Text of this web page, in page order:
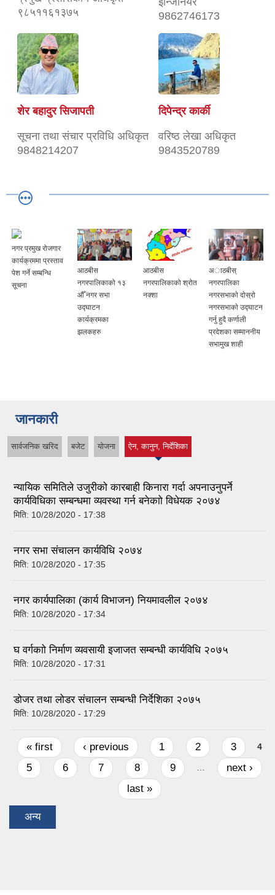
९८५११६१३७५
9862746173
शेर बहादुर सिजापती
सूचना तथा संचार प्रविधि अधिकृत
9848214207
दिपेन्द्र कार्की
वरिष्ठ लेखा अधिकृत
9843520789
नगर प्रमुख रोजगार
कार्यक्रममा प्रस्ताव
पेश गर्ने सम्बन्धि
सूचना
आठबीस
नगरपालिकाको १३
औँ नगर सभा
उद्घाटन
कार्यक्रमका
झलकहरु
आठबीस
नगरपालिकाको श्रोत
नक्शा
अाठबीस्
नगरपालिका
नगरसभाकाे दाेस्राे
नगरसभाकाे उद्घाटन
गर्नु हुदै कर्णाली
प्रदेशका सम्माननीय
सभामुख शाही
जानकारी
सार्वजनिक खरिद बजेट योजना ऐन, कानुन, निर्देशिका
(active tab)
न्यायिक समितिले उजुरीको कारबाही किनारा गर्दा अपनाउनुपर्ने
कार्यविधिका सम्बन्धमा व्यवस्था गर्न बनेकाो विधेयक २०७४
मिति: 10/28/2020 - 17:38
नगर सभा संचालन कार्यविधि २०७४
मिति: 10/28/2020 - 17:35
नगर कार्यपालिका (कार्य विभाजन) नियमावलील २०७४
मिति: 10/28/2020 - 17:34
घ वर्गकाो निर्माण व्यवसायी इजाजत सम्बन्धी कार्यविधि २०७५
मिति: 10/28/2020 - 17:31
डोजर तथा लोडर संचालन सम्बन्धी निर्देशिका २०७५
मिति: 10/28/2020 - 17:29
Pages
« first ‹ previous 1 2 3 4
5 6 7 8 9 …
next ›
last »
अन्य